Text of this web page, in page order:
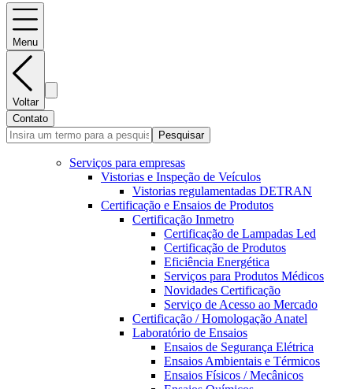
Menu
Voltar
Contato
Pesquisar
Serviços para empresas
Vistorias e Inspeção de Veículos
Vistorias regulamentadas DETRAN
Certificação e Ensaios de Produtos
Certificação Inmetro
Certificação de Lampadas Led
Certificação de Produtos
Eficiência Energética
Serviços para Produtos Médicos
Novidades Certificação
Serviço de Acesso ao Mercado
Certificação / Homologação Anatel
Laboratório de Ensaios
Ensaios de Segurança Elétrica
Ensaios Ambientais e Térmicos
Ensaios Físicos / Mecânicos